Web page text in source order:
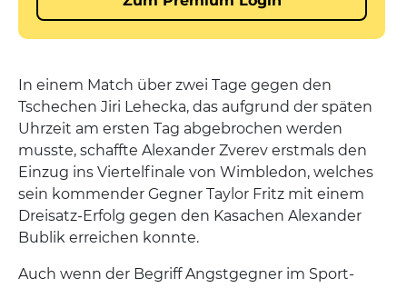
In einem Match über zwei Tage gegen den
Tschechen Jiri Lehecka, das aufgrund der späten
Uhrzeit am ersten Tag abgebrochen werden
musste, schaffte Alexander Zverev erstmals den
Einzug ins Viertelfinale von Wimbledon, welches
sein kommender Gegner Taylor Fritz mit einem
Dreisatz-Erfolg gegen den Kasachen Alexander
Bublik erreichen konnte.
Auch wenn der Begriff Angstgegner im Sport-